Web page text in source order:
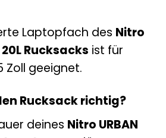
Laptopfach des Nitro
20L Rucksacks ist für
Zoll geeignet.
Rucksack richtig?
deines Nitro URBAN